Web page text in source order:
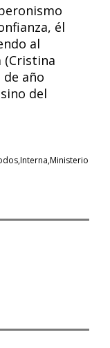
él
al
(Cristina
de año
del
Interna Ministerio